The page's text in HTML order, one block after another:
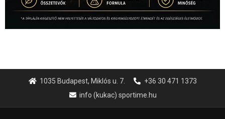
1035 Budapest, Miklós u. 7.
+36 30 471 1373
info (kukac) sportime.hu